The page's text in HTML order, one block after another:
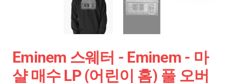
Eminem 스웨터 - Eminem - 마
샬 매수 LP (어린이 홈) 풀 오버